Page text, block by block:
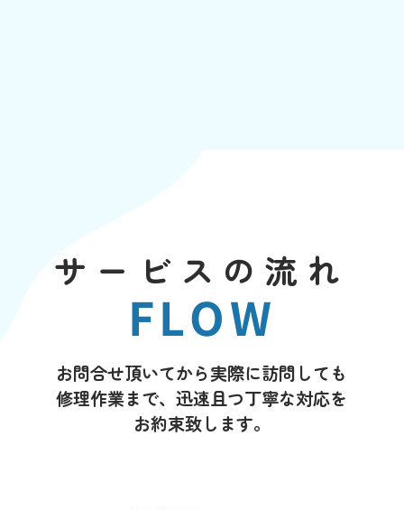
サービスの流れ
FLOW
お問合せ頂いてから実際に訪問しても
修理作業まで、迅速且つ丁寧な対応を
お約束致します。